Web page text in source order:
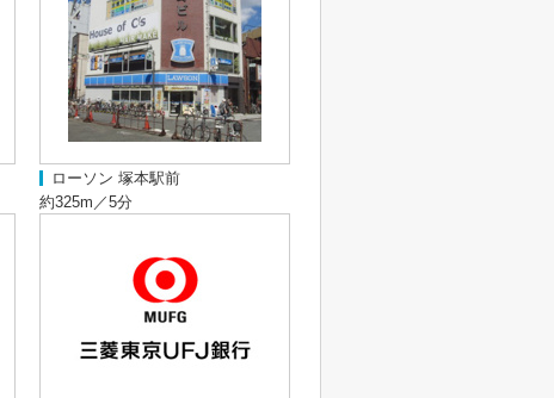
ローソン 塚本駅前
約325m／5分